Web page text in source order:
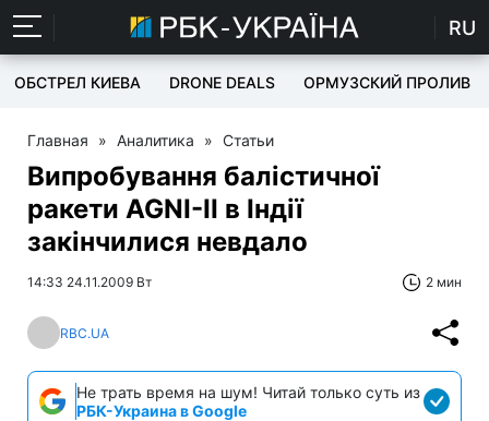
RU
ОБСТРЕЛ КИЕВА DRONE DEALS ОРМУЗСКИЙ ПРОЛИВ
Главная » Аналитика » Статьи
Випробування балістичної
ракети AGNI-II в Індії
закінчилися невдало
14:33 24.11.2009 Вт 2 мин
RBC.UA
Не трать время на шум! Читай только суть из
РБК-Украина в Google